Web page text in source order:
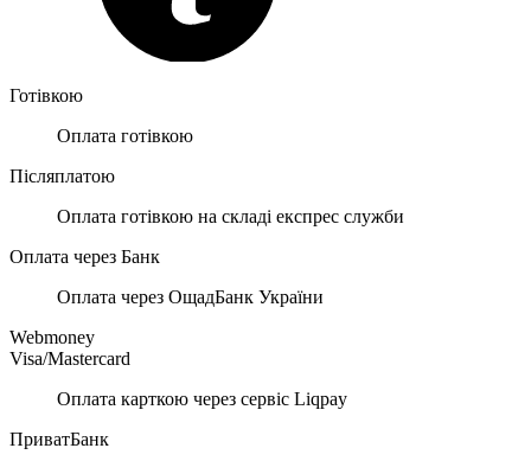
Готівкою
Оплата готівкою
Післяплатою
Оплата готівкою на складі експрес служби
Оплата через Банк
Оплата через ОщадБанк України
Webmoney
Visa/Mastercard
Оплата карткою через сервіс Liqpay
ПриватБанк